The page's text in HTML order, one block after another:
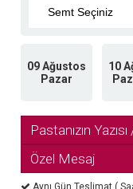
09 Ağustos
Pazar
10
Pastanızın Yazısı
Özel Mesaj
Aynı Gün Teslimat (